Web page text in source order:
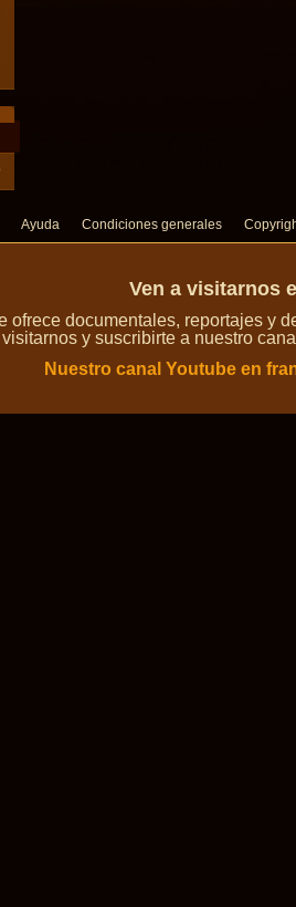
Ayuda Condiciones generales
Ven a visitarnos
ofrece documentales, reportajes y
visitarnos y suscribirte a nuestro
Nuestro canal Youtube en